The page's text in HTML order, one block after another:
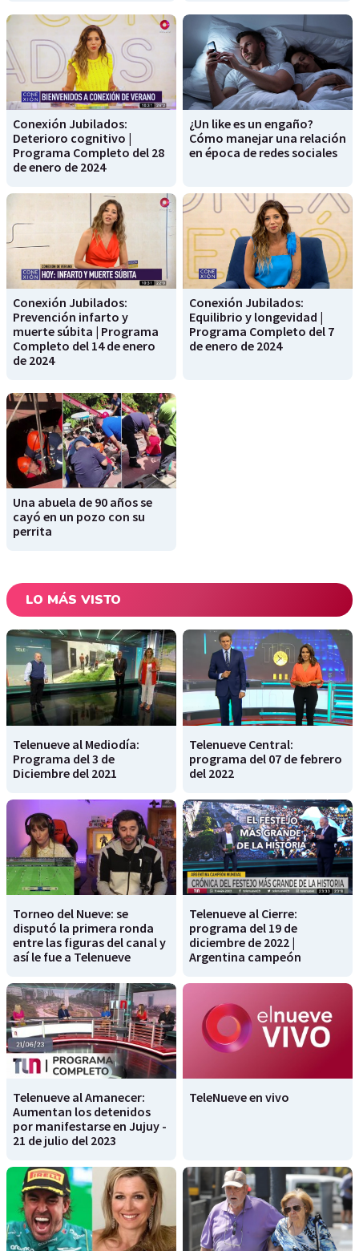
Conexión Jubilados:
Deterioro cognitivo |
Programa Completo del 28
de enero de 2024
¿Un like es un engaño?
Cómo manejar una relación
en época de redes sociales
Conexión Jubilados:
Prevención infarto y
muerte súbita | Programa
Completo del 14 de enero
de 2024
Conexión Jubilados:
Equilibrio y longevidad |
Programa Completo del 7
de enero de 2024
Una abuela de 90 años se
cayó en un pozo con su
perrita
LO MÁS VISTO
Telenueve al Mediodía:
Programa del 3 de
Diciembre del 2021
Telenueve Central:
programa del 07 de febrero
del 2022
Torneo del Nueve: se
disputó la primera ronda
entre las figuras del canal y
así le fue a Telenueve
Telenueve al Cierre:
programa del 19 de
diciembre de 2022 |
Argentina campeón
Telenueve al Amanecer:
Aumentan los detenidos
por manifestarse en Jujuy -
21 de julio del 2023
TeleNueve en vivo